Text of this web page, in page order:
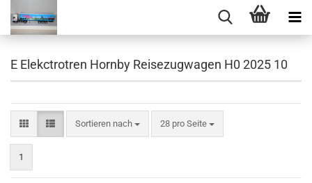
E Elekctrotren Hornby Reisezugwagen H0 2025 10
Sortieren nach
Sortieren nach 28 pro Seite
pro Seite
1